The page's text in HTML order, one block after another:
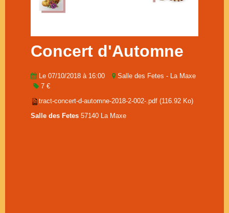
Concert d'Automne
Le 07/10/2018 à 16:00
Salle des Fetes - La Maxe
7 €
tract-concert-d-automne-2018-2-002-.pdf (116.92 Ko)
Salle des Fetes 57140 La Maxe